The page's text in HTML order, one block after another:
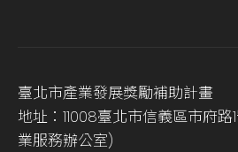
臺北市產業發展獎勵補助計畫
地址：11008臺北市信義區市府
業服務辦公室)